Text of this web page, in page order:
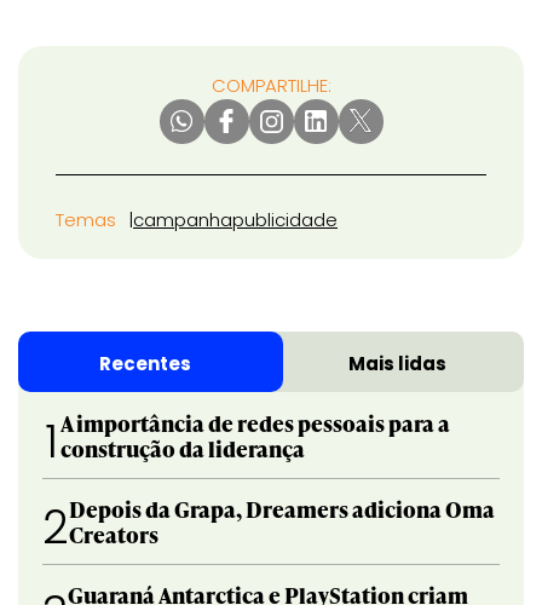
COMPARTILHE:
Temas campanhapublicidade
Recentes Mais lidas
1 A importância de redes pessoais para a
construção da liderança
2Depois da Grapa, Dreamers adiciona Oma
Creators
Guaraná Antarctica e PlayStation criam